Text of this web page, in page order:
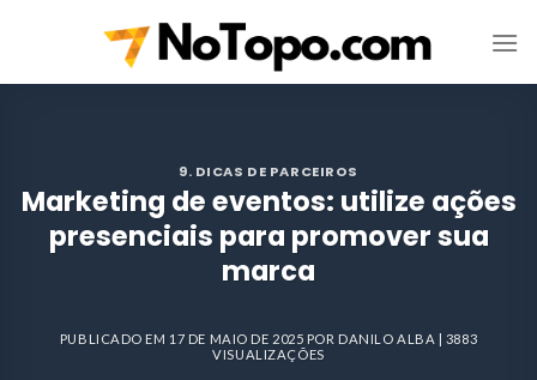
9. DICAS DE PARCEIROS
Marketing de eventos: utilize ações
presenciais para promover sua
marca
PUBLICADO EM 17 DE MAIO DE 2025 POR DANILO ALBA | 3883
VISUALIZAÇÕES